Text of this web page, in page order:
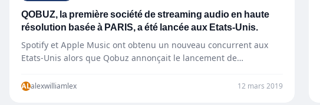
QOBUZ, la première société de streaming audio en haute
résolution basée à PARIS, a été lancée aux Etats-Unis.
Spotify et Apple Music ont obtenu un nouveau concurrent aux
Etats-Unis alors que Qobuz annonçait le lancement de…
ALalexwilliamlex 12 mars 2019